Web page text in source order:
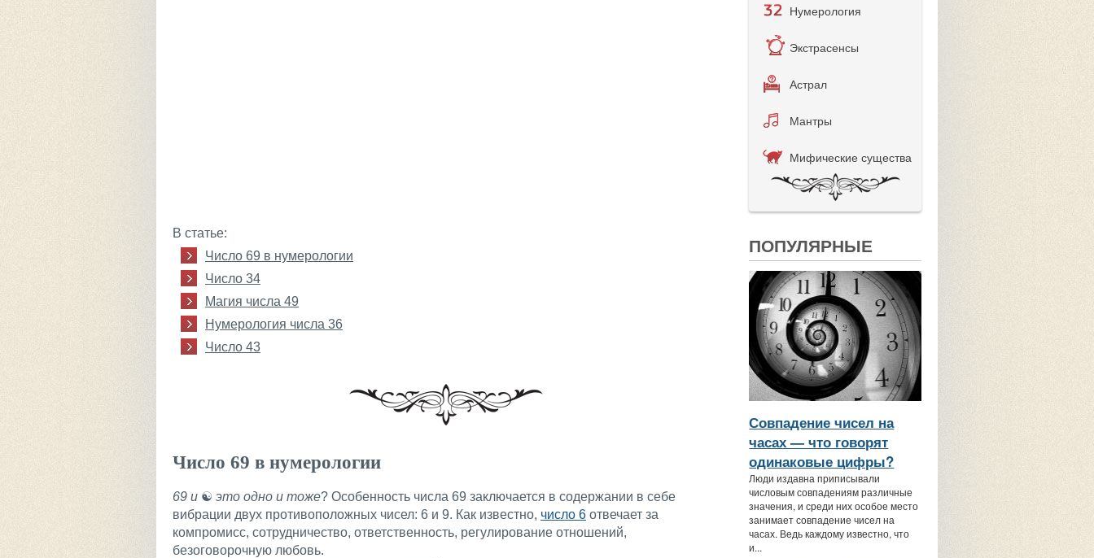
В статье:
Число 69 в нумерологии
Число 34
Магия числа 49
Нумерология числа 36
Число 43
Число 69 в нумерологии
69 и ☯ это одно и тоже? Особенность числа 69 заключается в содержании в себе
вибрации двух противоположных чисел: 6 и 9. Как известно, число 6 отвечает за
компромисс, сотрудничество, ответственность, регулирование отношений,
безоговорочную любовь.
Нумерология
Экстрасенсы
Астрал
Мантры
Мифические существа
ПОПУЛЯРНЫЕ
Совпадение чисел на
часах — что говорят
одинаковые цифры?
Люди издавна приписывали
числовым совпадениям различные
значения, и среди них особое место
занимает совпадение чисел на
часах. Ведь каждому известно, что
и...